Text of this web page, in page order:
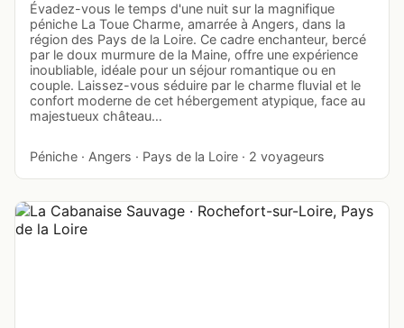
Évadez-vous le temps d'une nuit sur la magnifique
péniche La Toue Charme, amarrée à Angers, dans la
région des Pays de la Loire. Ce cadre enchanteur, bercé
par le doux murmure de la Maine, offre une expérience
inoubliable, idéale pour un séjour romantique ou en
couple. Laissez-vous séduire par le charme fluvial et le
confort moderne de cet hébergement atypique, face au
majestueux château…
Péniche · Angers · Pays de la Loire · 2 voyageurs